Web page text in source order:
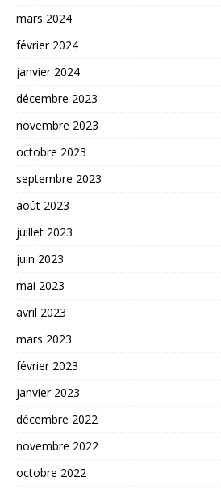
mars 2024
février 2024
janvier 2024
décembre 2023
novembre 2023
octobre 2023
septembre 2023
août 2023
juillet 2023
juin 2023
mai 2023
avril 2023
mars 2023
février 2023
janvier 2023
décembre 2022
novembre 2022
octobre 2022